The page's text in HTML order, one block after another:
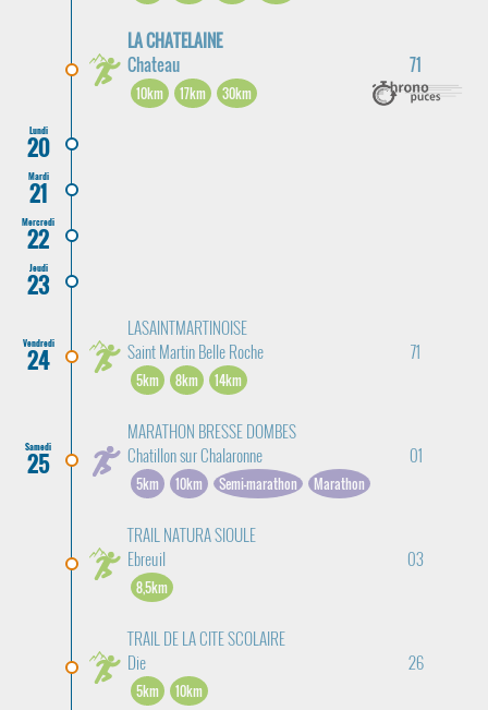
LA CHATELAINE
Chateau
71
10km 17km 30km
Lundi
20
Mardi
21
Mercredi
22
Jeudi
23
Vendredi
24
LASAINTMARTINOISE
Saint Martin Belle Roche
71
5km 8km 14km
Samedi
25
MARATHON BRESSE DOMBES
Chatillon sur Chalaronne
01
5km 10km Semi-marathon Marathon
TRAIL NATURA SIOULE
Ebreuil
03
8,5km
TRAIL DE LA CITE SCOLAIRE
Die
26
5km 10km